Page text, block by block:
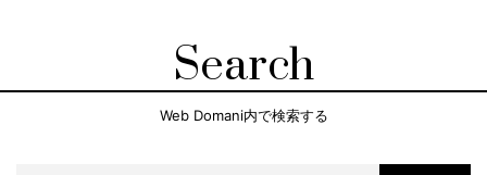
Search
Web Domani内で検索する